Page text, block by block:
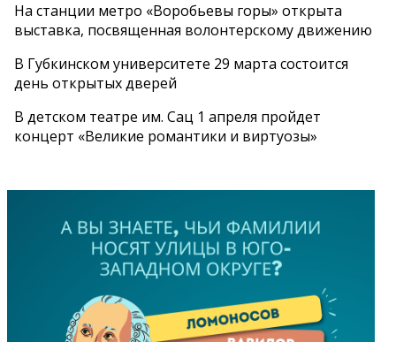
На станции метро «Воробьевы горы» открыта
выставка, посвященная волонтерскому движению
В Губкинском университете 29 марта состоится
день открытых дверей
В детском театре им. Сац 1 апреля пройдет
концерт «Великие романтики и виртуозы»